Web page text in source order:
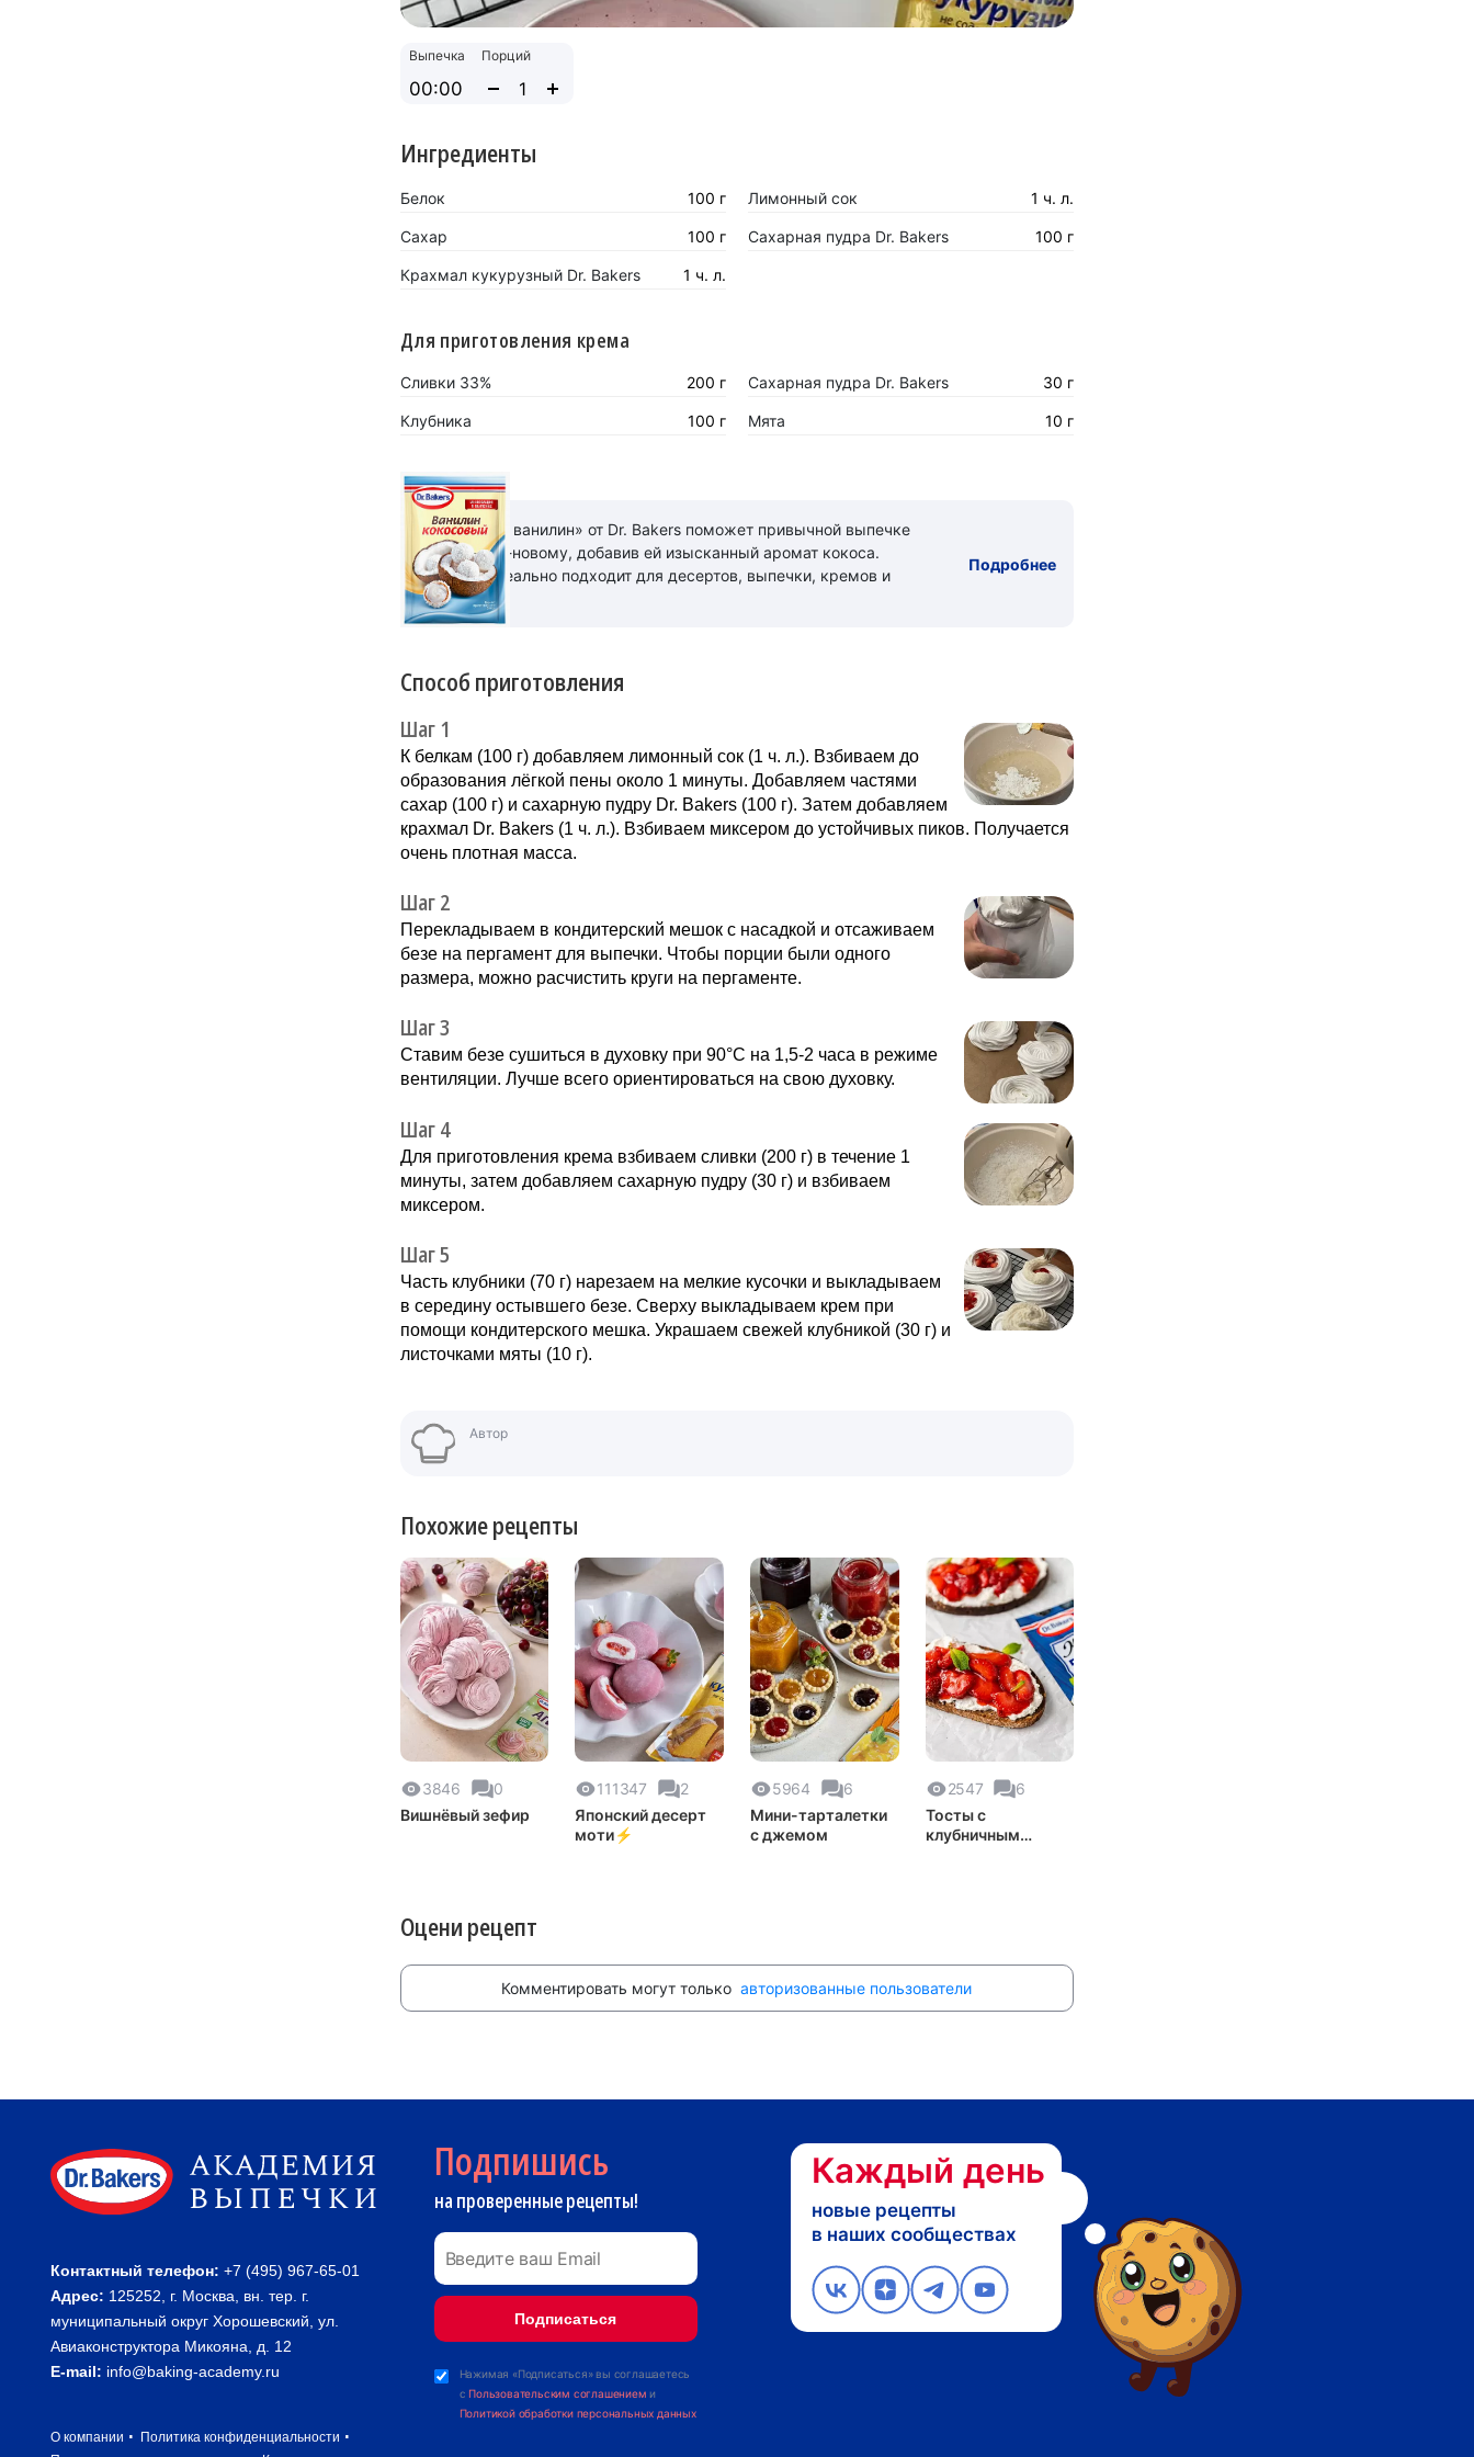
Выпечка
00:00
Порций
Ингредиенты
Белок 100 г Лимонный сок 1 ч. л.
Сахар 100 г Сахарная пудра Dr. Bakers 100 г
Крахмал кукурузный Dr. Bakers 1 ч. л.
Для приготовления крема
Сливки 33% 200 г Сахарная пудра Dr. Bakers 30 г
Клубника 100 г Мята 10 г
«Кокосовый ванилин» от Dr. Bakers поможет привычной выпечке
заиграть по-новому, добавив ей изысканный аромат кокоса.
Новинка идеально подходит для десертов, выпечки, кремов и
напитков.
Подробнее
Способ приготовления
Шаг 1
К белкам (100 г) добавляем лимонный сок (1 ч. л.). Взбиваем до
образования лёгкой пены около 1 минуты. Добавляем частями
сахар (100 г) и сахарную пудру Dr. Bakers (100 г). Затем добавляем
крахмал Dr. Bakers (1 ч. л.). Взбиваем миксером до устойчивых пиков. Получается
очень плотная масса.
Шаг 2
Перекладываем в кондитерский мешок с насадкой и отсаживаем
безе на пергамент для выпечки. Чтобы порции были одного
размера, можно расчистить круги на пергаменте.
Шаг 3
Ставим безе сушиться в духовку при 90°C на 1,5-2 часа в режиме
вентиляции. Лучше всего ориентироваться на свою духовку.
Шаг 4
Для приготовления крема взбиваем сливки (200 г) в течение 1
минуты, затем добавляем сахарную пудру (30 г) и взбиваем
миксером.
Шаг 5
Часть клубники (70 г) нарезаем на мелкие кусочки и выкладываем
в середину остывшего безе. Сверху выкладываем крем при
помощи кондитерского мешка. Украшаем свежей клубникой (30 г) и
листочками мяты (10 г).
Автор
Похожие рецепты
3846
0
Вишнёвый зефир
111347
2
Японский десерт
моти⚡️
5964
6
Мини-тарталетки
с джемом
2547
6
Тосты с
клубничным
Оцени рецепт
Комментировать могут толькоавторизованные пользователи
Контактный телефон: +7 (495) 967-65-01
Адрес: 125252, г. Москва, вн. тер. г.
муниципальный округ Хорошевский, ул.
Авиаконструктора Микояна, д. 12
E-mail: info@baking-academy.ru
О компании
Политика конфиденциальности
Подпишись
на проверенные рецепты!
Нажимая «Подписаться» вы соглашаетесь
сПользовательским соглашением и
Политикой обработки персональных данных
Каждый день
новые рецепты
в наших сообществах